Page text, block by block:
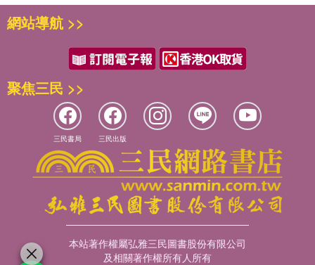
網站導航 >>
聚焦三民 >>
三民書局 三民出版
本站著作權屬弘雅三民圖書股份有限公司
及相關著作權所有人所有